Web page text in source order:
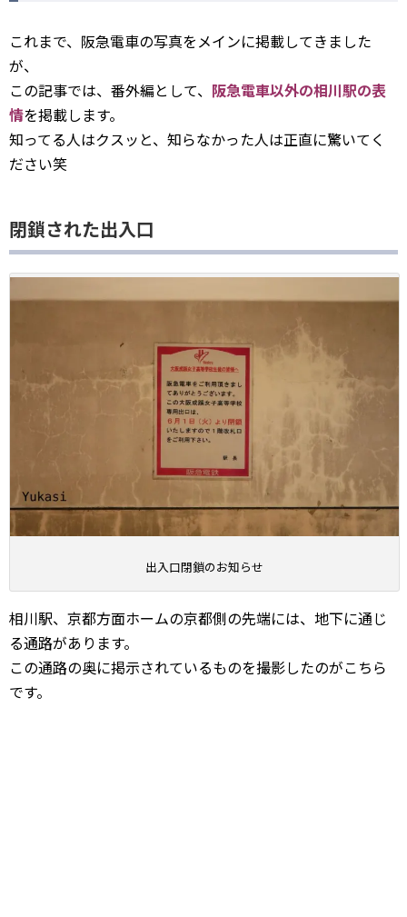
これまで、阪急電車の写真をメインに掲載してきました
が、
この記事では、番外編として、 阪急電車以外の相川駅の表
情を掲載します。
知ってる人はクスッと、知らなかった人は正直に驚いてく
ださい笑
閉鎖された出入口
出入口閉鎖のお知らせ
相川駅、京都方面ホームの京都側の先端には、地下に通じ
る通路があります。
この通路の奥に掲示されているものを撮影したのがこちら
です。